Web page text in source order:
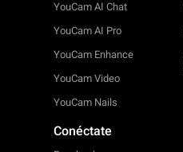
YouCam AI Chat
YouCam AI Pro
YouCam Enhance
YouCam Video
YouCam Nails
Conéctate